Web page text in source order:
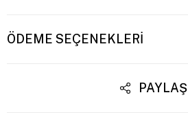
ÖDEME SEÇENEKLERI
PAYLAŞ